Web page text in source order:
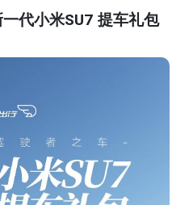
代小米SU7 提车礼包